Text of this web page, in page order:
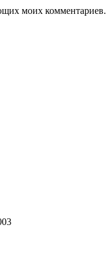
моих комментариев.